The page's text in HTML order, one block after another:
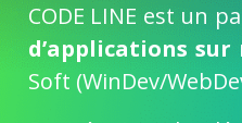
CODE LINE est un
d’applications sur
Soft (WinDev/